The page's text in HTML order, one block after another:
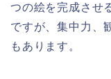
つの絵を完成させ
ですが、集中力、
もあります。